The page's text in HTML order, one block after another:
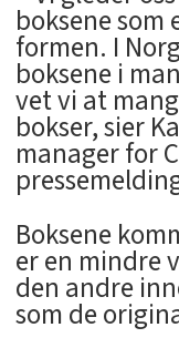
boksene
formen. I
boksene i
vet vi at
bokser, sier
manager for
Boksene
er en mindre
den andre
som de